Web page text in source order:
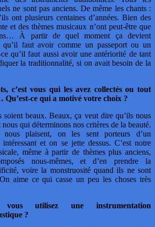
ne sont pas anciens. De même les chants :
ont plusieurs centaines d’années. Bien des
et des thèmes musicaux n’ont peut-être que
À partir de quel moment ça devient
qu’il faut avoir comme un passeport ou un
qu’il faut aussi avoir une antériorité de tant
la traditionnalité, si on avait besoin de la
c’est vous qui les avez collectés ou tout
Qu’est-ce qui a motivé votre choix ?
beaux. Beaux, ça veut dire qu’ils nous
nous qui déterminons nos critères de la beauté.
nous plaisent, on les sent porteurs d’un
intéressant et on se jette dessus. C’est notre
même à partir de thèmes plus anciens,
nous-mêmes, et d’en prendre la
voire la monstruosité quand ils ne sont
aime ce qui casse un peu les choses très
vous utilisez une instrumentation
?